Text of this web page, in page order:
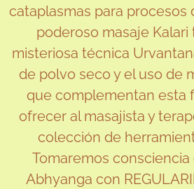
cataplasmas para procesos
poderoso masaje Kalari
misteriosa técnica
de polvo seco y el uso de
que complementan esta
ofrecer al masajista y
colección de
Tomaremos
Abhyanga con